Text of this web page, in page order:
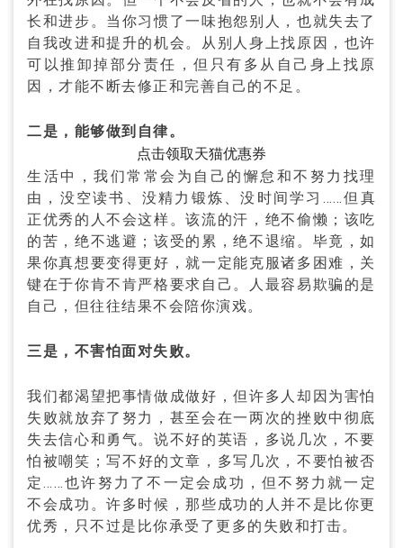
长和进步。当你习惯了一味抱怨别人，也就失去了
自我改进和提升的机会。从别人身上找原因，也许
可以推卸掉部分责任，但只有多从自己身上找原
因，才能不断去修正和完善自己的不足。
二是，能够做到自律。
点击领取天猫优惠券
生活中，我们常常会为自己的懈怠和不努力找理
由，没空读书、没精力锻炼、没时间学习……但真
正优秀的人不会这样。该流的汗，绝不偷懒；该吃
的苦，绝不逃避；该受的累，绝不退缩。毕竟，如
果你真想要变得更好，就一定能克服诸多困难，关
键在于你肯不肯严格要求自己。人最容易欺骗的是
自己，但往往结果不会陪你演戏。
三是，不害怕面对失败。
我们都渴望把事情做成做好，但许多人却因为害怕
失败就放弃了努力，甚至会在一两次的挫败中彻底
失去信心和勇气。说不好的英语，多说几次，不要
怕被嘲笑；写不好的文章，多写几次，不要怕被否
定……也许努力了不一定会成功，但不努力就一定
不会成功。许多时候，那些成功的人并不是比你更
优秀，只不过是比你承受了更多的失败和打击。